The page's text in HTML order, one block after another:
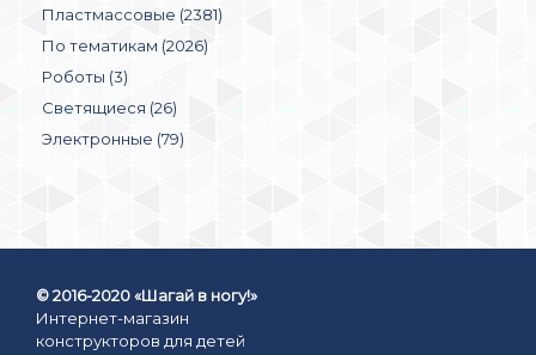
Пластмассовые (2381)
По тематикам (2026)
Роботы (3)
Светящиеся (26)
Электронные (79)
© 2016-2020 «Шагай в ногу!»
Интернет-магазин
конструкторов для детей